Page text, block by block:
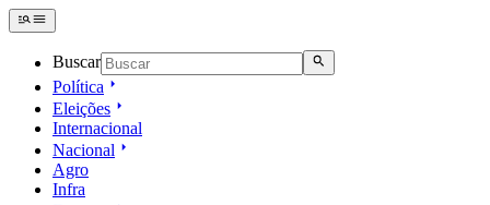
Buscar
Política
Eleições
Internacional
Nacional
Agro
Infra